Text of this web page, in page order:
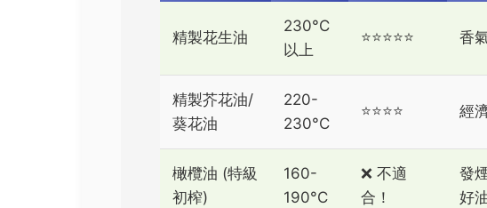
精製花生油
230°C
以上
⭐️⭐️⭐️⭐️⭐️ 香
精製芥花油/
葵花油
220-
230°C
⭐️⭐️⭐️⭐️ 經
橄欖油 (特級
初榨)
160-
190°C
❌ 不適
合！
發
好